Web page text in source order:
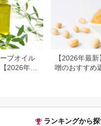
ブオイル
2026年最
【2026年最
噌のおすすめ
ランキングから